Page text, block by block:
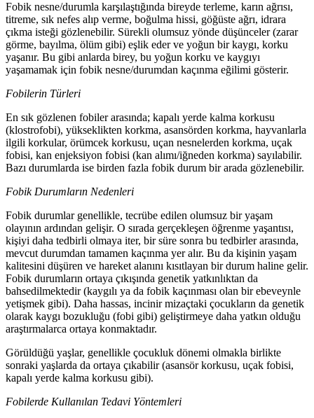
Fobik nesne/durumla karşılaştığında bireyde terleme, karın ağrısı,
titreme, sık nefes alıp verme, boğulma hissi, göğüste ağrı, idrara
çıkma isteği gözlenebilir. Sürekli olumsuz yönde düşünceler (zarar
görme, bayılma, ölüm gibi) eşlik eder ve yoğun bir kaygı, korku
yaşanır. Bu gibi anlarda birey, bu yoğun korku ve kaygıyı
yaşamamak için fobik nesne/durumdan kaçınma eğilimi gösterir.
Fobilerin Türleri
En sık gözlenen fobiler arasında; kapalı yerde kalma korkusu
(klostrofobi), yükseklikten korkma, asansörden korkma, hayvanlarla
ilgili korkular, örümcek korkusu, uçan nesnelerden korkma, uçak
fobisi, kan enjeksiyon fobisi (kan alımı/iğneden korkma) sayılabilir.
Bazı durumlarda ise birden fazla fobik durum bir arada gözlenebilir.
Fobik Durumların Nedenleri
Fobik durumlar genellikle, tecrübe edilen olumsuz bir yaşam
olayının ardından gelişir. O sırada gerçekleşen öğrenme yaşantısı,
kişiyi daha tedbirli olmaya iter, bir süre sonra bu tedbirler arasında,
mevcut durumdan tamamen kaçınma yer alır. Bu da kişinin yaşam
kalitesini düşüren ve hareket alanını kısıtlayan bir durum haline gelir.
Fobik durumların ortaya çıkışında genetik yatkınlıktan da
bahsedilmektedir (kaygılı ya da fobik kaçınması olan bir ebeveynle
yetişmek gibi). Daha hassas, incinir mizaçtaki çocukların da genetik
olarak kaygı bozukluğu (fobi gibi) geliştirmeye daha yatkın olduğu
araştırmalarca ortaya konmaktadır.
Görüldüğü yaşlar, genellikle çocukluk dönemi olmakla birlikte
sonraki yaşlarda da ortaya çıkabilir (asansör korkusu, uçak fobisi,
kapalı yerde kalma korkusu gibi).
Fobilerde Kullanılan Tedavi Yöntemleri